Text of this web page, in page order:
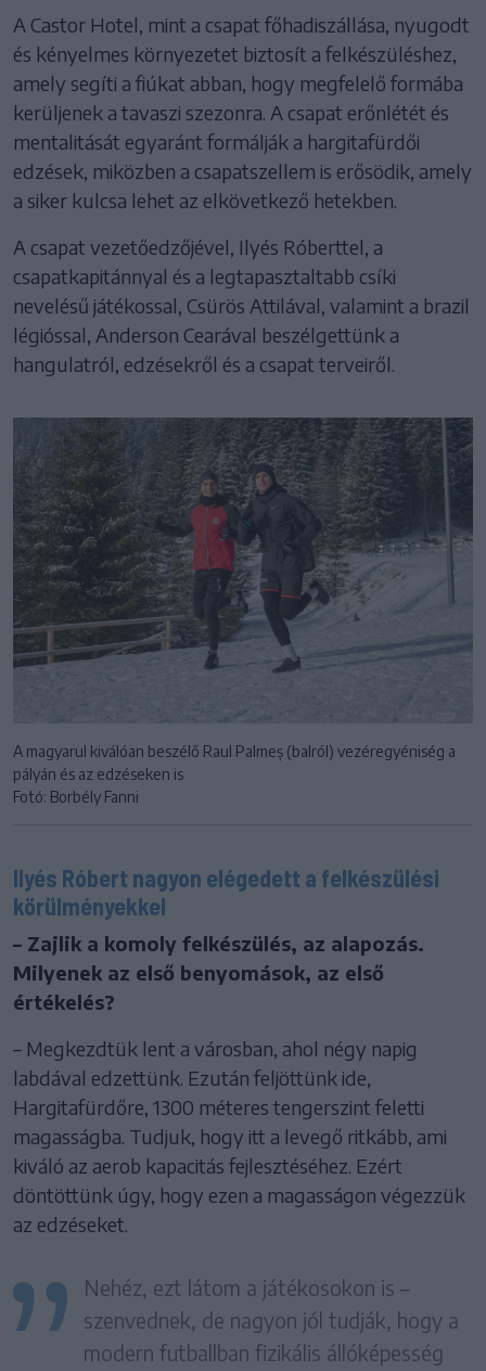
A Castor Hotel, mint a csapat főhadiszállása, nyugodt
és kényelmes környezetet biztosít a felkészüléshez,
amely segíti a fiúkat abban, hogy megfelelő formába
kerüljenek a tavaszi szezonra. A csapat erőnlétét és
mentalitását egyaránt formálják a hargitafürdői
edzések, miközben a csapatszellem is erősödik, amely
a siker kulcsa lehet az elkövetkező hetekben.
A csapat vezetőedzőjével, Ilyés Róberttel, a
csapatkapitánnyal és a legtapasztaltabb csíki
nevelésű játékossal, Csürös Attilával, valamint a brazil
légióssal, Anderson Cearával beszélgettünk a
hangulatról, edzésekről és a csapat terveiről.
A magyarul kiválóan beszélő Raul Palmeș (balról) vezéregyéniség a
pályán és az edzéseken is
Fotó: Borbély Fanni
Ilyés Róbert nagyon elégedett a felkészülési
körülményekkel
– Zajlik a komoly felkészülés, az alapozás.
Milyenek az első benyomások, az első
értékelés?
– Megkezdtük lent a városban, ahol négy napig
labdával edzettünk. Ezután feljöttünk ide,
Hargitafürdőre, 1300 méteres tengerszint feletti
magasságba. Tudjuk, hogy itt a levegő ritkább, ami
kiváló az aerob kapacitás fejlesztéséhez. Ezért
döntöttünk úgy, hogy ezen a magasságon végezzük
az edzéseket.
Nehéz, ezt látom a játékosokon is –
szenvednek, de nagyon jól tudják, hogy a
modern futballban fizikális állóképesség